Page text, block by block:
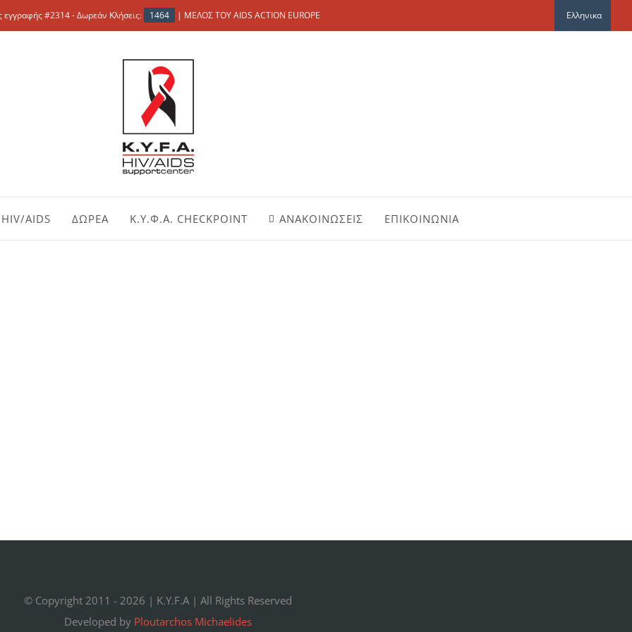
#2314 - Δωρεάν Κλήσεις: 1464 | ΜΕΛΟΣ ΤΟΥ AIDS ACTION EUROPE Ελληνικα
HIV/AIDS ΔΩΡΕΑ Κ.Υ.Φ.Α. CHECKPOINT ΑΝΑΚΟΙΝΩΣΕΙΣ ΕΠΙΚΟΙΝΩΝΙΑ
© Copyright 2011 - 2026 | K.Y.F.A| All Rights Reserved
Developed by Ploutarchos Michaelides